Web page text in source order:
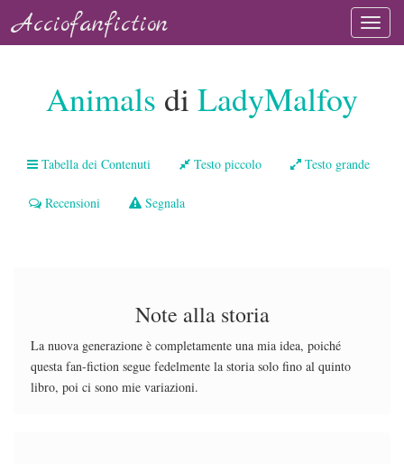
Acciofanfiction
Animals di LadyMalfoy
Tabella dei Contenuti Testo piccolo Testo grande
Recensioni Segnala
Note alla storia
La nuova generazione è completamente una mia idea, poiché
questa fan-fiction segue fedelmente la storia solo fino al quinto
libro, poi ci sono mie variazioni.